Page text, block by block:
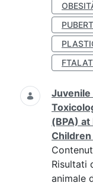
Juvenile
(BPA)
Risultati
animale